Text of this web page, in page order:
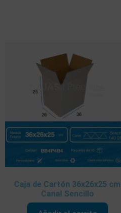
Caja de Cartón 36x26x25 cm
Canal Sencillo